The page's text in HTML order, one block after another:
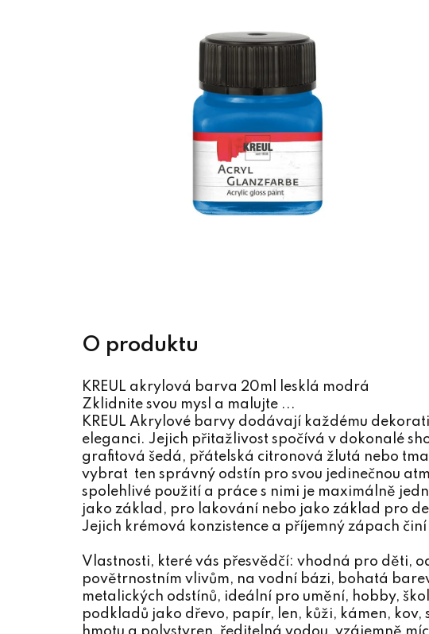
KREUL akrylová barva 20ml lesklá modrá
Zklidnite svou mysl a malujte ...
KREUL Akrylové barvy dodávají každému
eleganci. Jejich přitažlivost spočívá v dokonalé
grafitová šedá, přátelská citronová žlutá nebo
vybrat ten správný odstín pro svou jedinečnou
spolehlivé použití a práce s nimi je maximálně
jako základ, pro lakování nebo jako základ pro
Jejich krémová konzistence a příjemný zápach
Vlastnosti, které vás přesvědčí: vhodná pro děti,
povětrnostním vlivům, na vodní bázi, bohatá
metalických odstínů, ideální pro umění, hobby,
podkladů jako dřevo, papír, len, kůži, kámen, kov,